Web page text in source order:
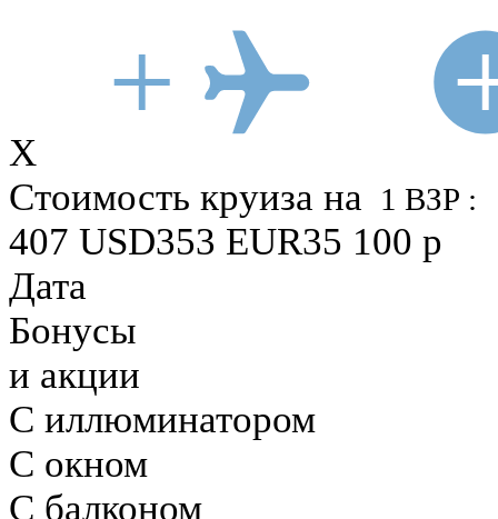
X
Стоимость круиза на 1 ВЗР :
407 USD353 EUR35 100 р
Дата
Бонусы
и акции
С иллюминатором
С окном
С балконом